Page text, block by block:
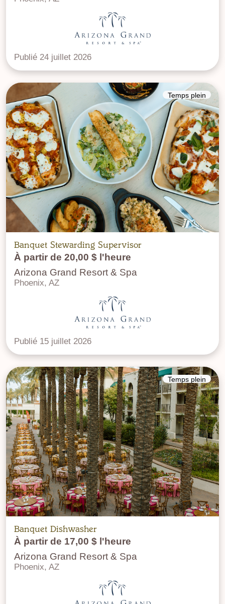
Publié 24 juillet 2026
Temps plein
Banquet Stewarding Supervisor
À partir de 20,00 $ l'heure
Arizona Grand Resort & Spa
Phoenix, AZ
Publié 15 juillet 2026
Temps plein
Banquet Dishwasher
À partir de 17,00 $ l'heure
Arizona Grand Resort & Spa
Phoenix, AZ